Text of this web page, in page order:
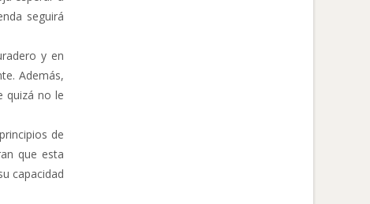
seguirá
y en
Además,
quizá no le
de
que esta
capacidad